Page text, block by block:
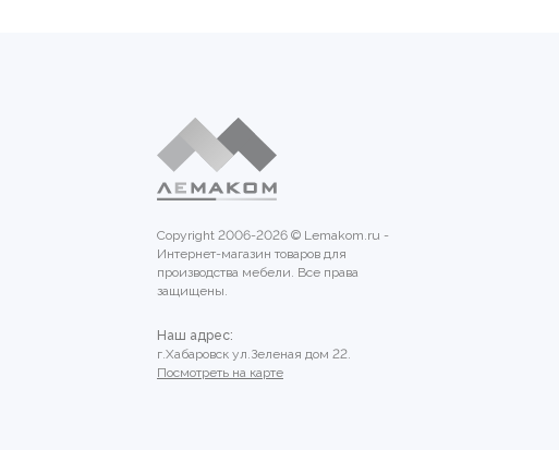
Copyright 2006-2026 © Lemakom.ru -
Интернет-магазин товаров для
производства мебели. Все права
защищены.
Наш адрес:
г.Хабаровск ул.Зеленая дом 22.
Посмотреть на карте